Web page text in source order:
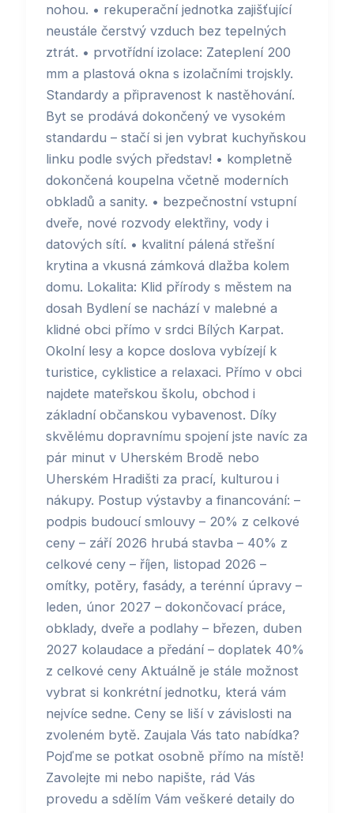
nohou. • rekuperační jednotka zajišťující
neustále čerstvý vzduch bez tepelných
ztrát. • prvotřídní izolace: Zateplení 200
mm a plastová okna s izolačními trojskly.
Standardy a připravenost k nastěhování.
Byt se prodává dokončený ve vysokém
standardu – stačí si jen vybrat kuchyňskou
linku podle svých představ! • kompletně
dokončená koupelna včetně moderních
obkladů a sanity. • bezpečnostní vstupní
dveře, nové rozvody elektřiny, vody i
datových sítí. • kvalitní pálená střešní
krytina a vkusná zámková dlažba kolem
domu. Lokalita: Klid přírody s městem na
dosah Bydlení se nachází v malebné a
klidné obci přímo v srdci Bílých Karpat.
Okolní lesy a kopce doslova vybízejí k
turistice, cyklistice a relaxaci. Přímo v obci
najdete mateřskou školu, obchod i
základní občanskou vybavenost. Díky
skvělému dopravnímu spojení jste navíc za
pár minut v Uherském Brodě nebo
Uherském Hradišti za prací, kulturou i
nákupy. Postup výstavby a financování: –
podpis budoucí smlouvy – 20% z celkové
ceny – září 2026 hrubá stavba – 40% z
celkové ceny – říjen, listopad 2026 –
omítky, potěry, fasády, a terénní úpravy –
leden, únor 2027 – dokončovací práce,
obklady, dveře a podlahy – březen, duben
2027 kolaudace a předání – doplatek 40%
z celkové ceny Aktuálně je stále možnost
vybrat si konkrétní jednotku, která vám
nejvíce sedne. Ceny se liší v závislosti na
zvoleném bytě. Zaujala Vás tato nabídka?
Pojďme se potkat osobně přímo na místě!
Zavolejte mi nebo napište, rád Vás
provedu a sdělím Vám veškeré detaily do